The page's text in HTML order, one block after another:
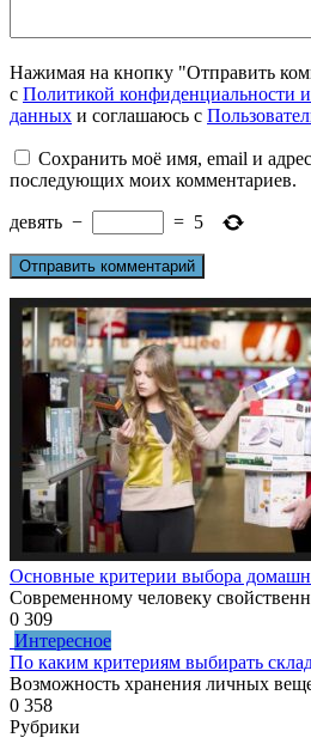
Нажимая на кнопку "Отправить
с Политикой конфиденциальности
данных и соглашаюсь с
Сохранить моё имя, email и
последующих моих комментариев.
девять − = 5
Основные критерии выбора
Современному человеку
0 309
Интересное
По каким критериям выбирать
Возможность хранения личных
0 358
Рубрики